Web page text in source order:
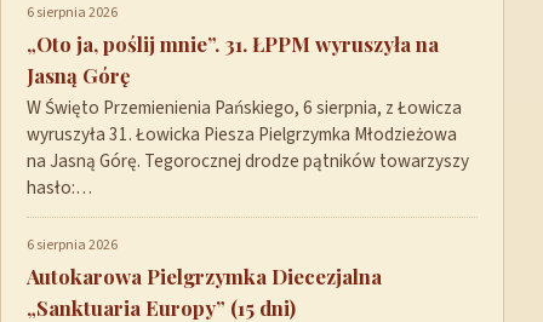
6 sierpnia 2026
„Oto ja, poślij mnie”. 31. ŁPPM wyruszyła na
Jasną Górę
W Święto Przemienienia Pańskiego, 6 sierpnia, z Łowicza
wyruszyła 31. Łowicka Piesza Pielgrzymka Młodzieżowa
na Jasną Górę. Tegorocznej drodze pątników towarzyszy
hasło:…
6 sierpnia 2026
Autokarowa Pielgrzymka Diecezjalna
„Sanktuaria Europy” (15 dni)